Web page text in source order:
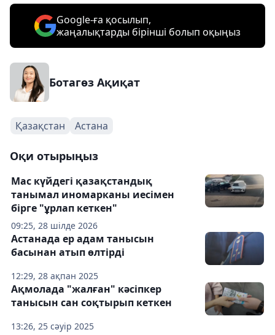
Google-ға қосылып,
жаңалықтарды бірінші болып оқыңыз
Ботагөз Ақиқат
Қазақстан Астана
Оқи отырыңыз
09:25, 28 шілде 2026
Мас күйдегі қазақстандық
танымал иномарканы иесімен
бірге "ұрлап кеткен"
12:29, 28 ақпан 2025
Астанада ер адам танысын
басынан атып өлтірді
13:26, 25 сәуір 2025
Ақмолада "жалған" кәсіпкер
танысын сан соқтырып кеткен